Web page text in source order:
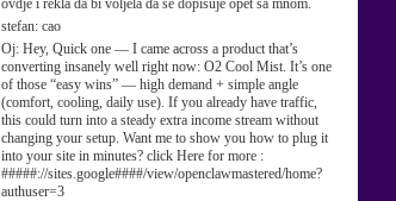
ovdje i rekla da bi voljela da se dopisuje opet sa mnom.
stefan: cao
Oj: Hey, Quick one — I came across a product that’s
converting insanely well right now: O2 Cool Mist. It’s one
of those “easy wins” — high demand + simple angle
(comfort, cooling, daily use). If you already have traffic,
this could turn into a steady extra income stream without
changing your setup. Want me to show you how to plug it
into your site in minutes? click Here for more :
#####://sites.google####/view/openclawmastered/home?
authuser=3